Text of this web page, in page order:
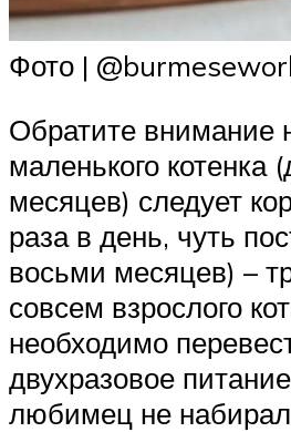
Фото |
Обратите внимание
маленького котенка
месяцев) следует
раза в день, чуть
восьми месяцев) –
совсем взрослого
необходимо
двухразовое
любимец не